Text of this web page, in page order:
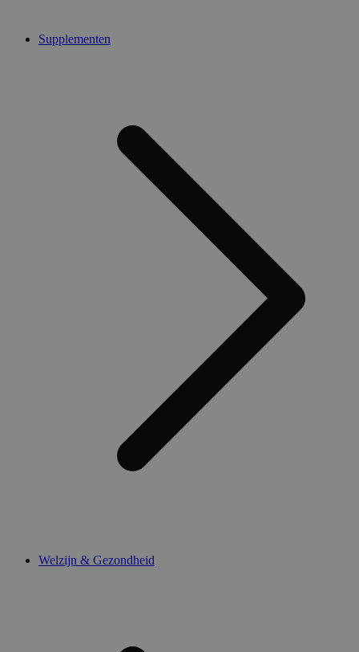
Supplementen
Welzijn & Gezondheid